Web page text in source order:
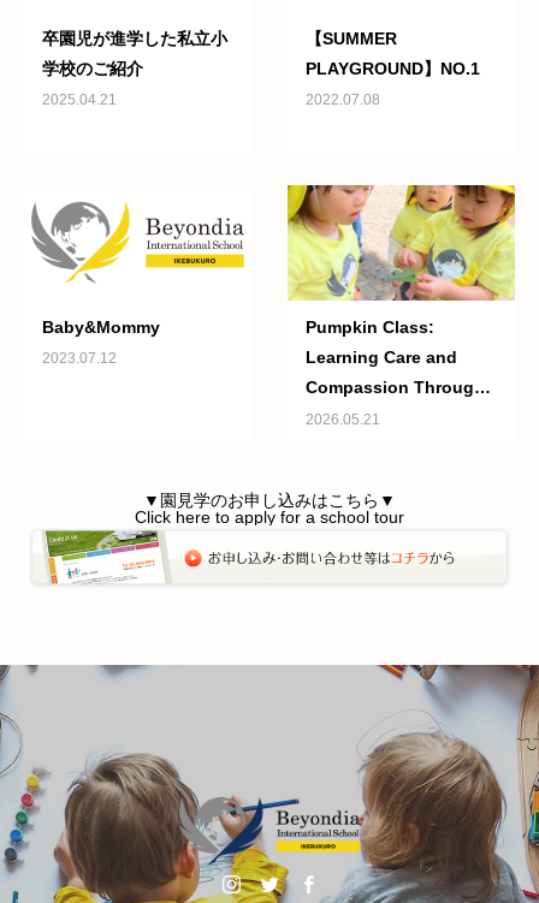
卒園児が進学した私立小
学校のご紹介
2025.04.21
【SUMMER
PLAYGROUND】NO.1
2022.07.08
Baby&Mommy
2023.07.12
Pumpkin Class:
Learning Care and
Compassion Through
Nature | パンプキンクラ
2026.05.21
▼園見学のお申し込みはこちら▼
Click here to apply for a school tour